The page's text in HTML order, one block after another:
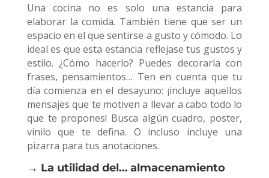
Una cocina no es solo una estancia para
elaborar la comida. También tiene que ser un
espacio en el que sentirse a gusto y cómodo. Lo
ideal es que esta estancia reflejase tus gustos y
estilo. ¿Cómo hacerlo? Puedes decorarla con
frases, pensamientos… Ten en cuenta que tu
día comienza en el desayuno: ¡incluye aquellos
mensajes que te motiven a llevar a cabo todo lo
que te propones! Busca algún cuadro, poster,
vinilo que te defina. O incluso incluye una
pizarra para tus anotaciones.
→ La utilidad del… almacenamiento